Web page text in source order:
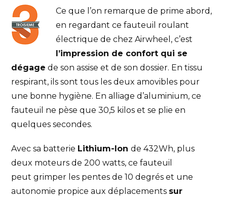
Ce que l’on remarque de prime abord,
en regardant ce fauteuil roulant
électrique de chez Airwheel, c’est
l’impression de confort qui se
dégage de son assise et de son dossier. En tissu
respirant, ils sont tous les deux amovibles pour
une bonne hygiène. En alliage d’aluminium, ce
fauteuil ne pèse que 30,5 kilos et se plie en
quelques secondes.
Avec sa batterie Lithium-Ionde 432Wh, plus
deux moteurs de 200 watts, ce fauteuil
peut grimper les pentes de 10 degrés et une
autonomie propice aux déplacements sur